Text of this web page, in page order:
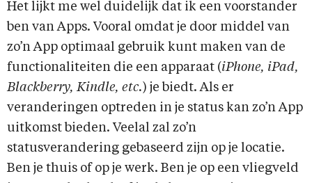
Het lijkt me wel duidelijk dat ik een voorstander
ben van Apps. Vooral omdat je door middel van
zo’n App optimaal gebruik kunt maken van de
functionaliteiten die een apparaat (iPhone, iPad,
Blackberry, Kindle, etc.) je biedt. Als er
veranderingen optreden in je status kan zo’n App
uitkomst bieden. Veelal zal zo’n
statusverandering gebaseerd zijn op je locatie.
Ben je thuis of op je werk. Ben je op een vliegveld